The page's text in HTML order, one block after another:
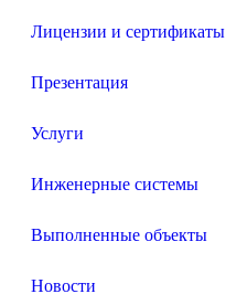
Лицензии и сертификаты
Презентация
Услуги
Инженерные системы
Выполненные объекты
Новости